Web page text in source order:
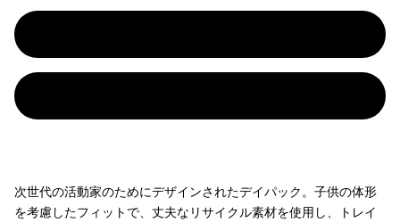
次世代の活動家のためにデザインされたデイパック。子供の体形
を考慮したフィットで、丈夫なリサイクル素材を使用し、トレイ